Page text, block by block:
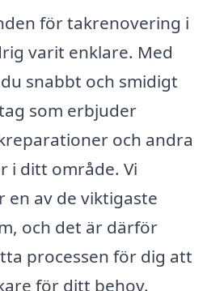
för takrenovering i
varit enklare. Med
snabbt och smidigt
som erbjuder
och andra
i ditt område. Vi
av de viktigaste
och det är därför
processen för dig att
för ditt behov.